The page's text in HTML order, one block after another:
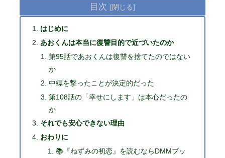
目次
はじめに
あおくんは本当に復讐目的で近づいたのか
第95話であおくんは復讐を捨てたのではない
か
中縹を撃ったことが決定的だった
第108話の「幸せにします」は本心だったの
か
それでも安心できない理由
おわりに
📚『ねずみの初恋』を読むならDMMブッ